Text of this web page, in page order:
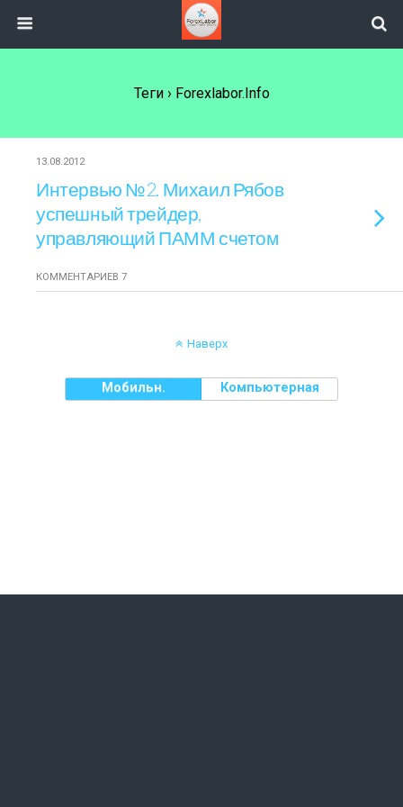
Теги › Forexlabor.info
13.08.2012
Интервью №2. Михаил Рябов
успешный трейдер,
управляющий ПАММ счетом
КОММЕНТАРИЕВ 7
Наверх
Мобильн. Компьютерная